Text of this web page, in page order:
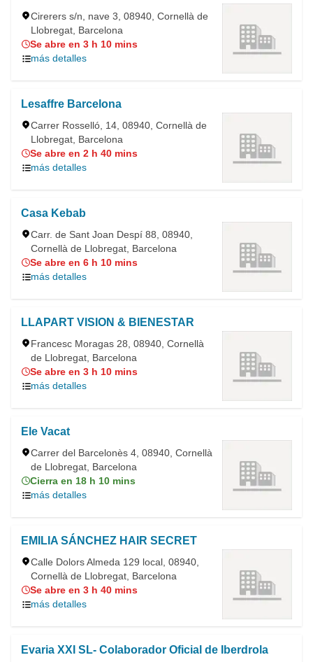
Cirerers s/n, nave 3, 08940, Cornellà de
Llobregat, Barcelona
Se abre en 3 h 10 mins
más detalles
Lesaffre Barcelona
Carrer Rosselló, 14, 08940, Cornellà de
Llobregat, Barcelona
Se abre en 2 h 40 mins
más detalles
Casa Kebab
Carr. de Sant Joan Despí 88, 08940,
Cornellà de Llobregat, Barcelona
Se abre en 6 h 10 mins
más detalles
LLAPART VISION & BIENESTAR
Francesc Moragas 28, 08940, Cornellà
de Llobregat, Barcelona
Se abre en 3 h 10 mins
más detalles
Ele Vacat
Carrer del Barcelonès 4, 08940, Cornellà
de Llobregat, Barcelona
Cierra en 18 h 10 mins
más detalles
EMILIA SÁNCHEZ HAIR SECRET
Calle Dolors Almeda 129 local, 08940,
Cornellà de Llobregat, Barcelona
Se abre en 3 h 40 mins
más detalles
Evaria XXI SL- Colaborador Oficial de Iberdrola